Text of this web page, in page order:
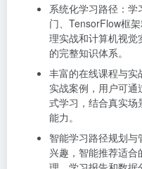
系统化学习路径：学
门、TensorFlow框
理实战和计算机视觉
的完整知识体系。
丰富的在线课程与
实战案例，用户可
式学习，结合真实场
能力。
智能学习路径规划
兴趣，智能推荐适